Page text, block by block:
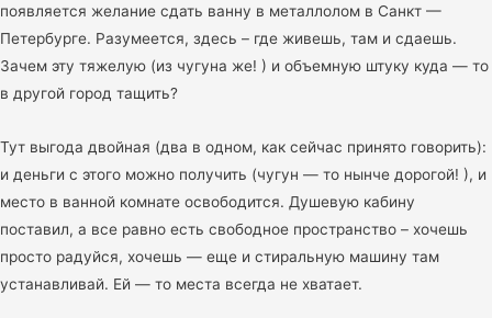
появляется желание сдать ванну в металлолом в Санкт —
Петербурге. Разумеется, здесь – где живешь, там и сдаешь.
Зачем эту тяжелую (из чугуна же! ) и объемную штуку куда — то
в другой город тащить?
Тут выгода двойная (два в одном, как сейчас принято говорить):
и деньги с этого можно получить (чугун — то нынче дорогой! ), и
место в ванной комнате освободится. Душевую кабину
поставил, а все равно есть свободное пространство – хочешь
просто радуйся, хочешь — еще и стиральную машину там
устанавливай. Ей — то места всегда не хватает.